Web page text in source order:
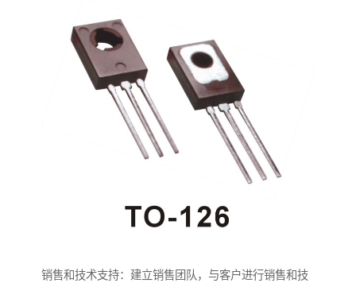
销售和技术支持：建立销售团队，与客户进行销售和技